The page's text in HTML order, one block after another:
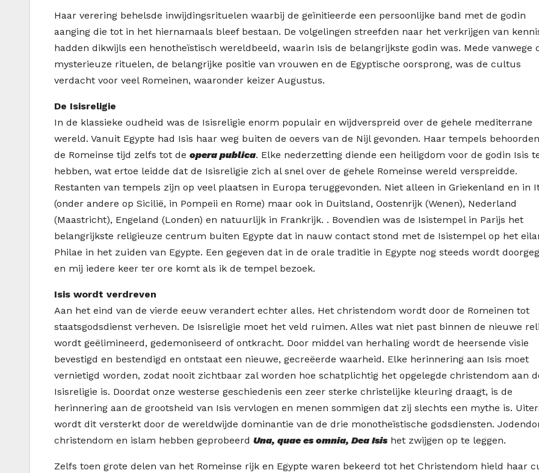
Haar verering behelsde inwijdingsrituelen waarbij de geïnitieerde een persoonlijke band met de godin
aanging die tot in het hiernamaals bleef bestaan. De volgelingen streefden naar het verkrijgen van
hadden dikwijls een henotheïstisch wereldbeeld, waarin Isis de belangrijkste godin was. Mede vanwege
mysterieuze rituelen, de belangrijke positie van vrouwen en de Egyptische oorsprong, was de cultus
verdacht voor veel Romeinen, waaronder keizer Augustus.
De Isisreligie
In de klassieke oudheid was de Isisreligie enorm populair en wijdverspreid over de gehele mediterrane
wereld. Vanuit Egypte had Isis haar weg buiten de oevers van de Nijl gevonden. Haar tempels
de Romeinse tijd zelfs tot de opera publica. Elke nederzetting diende een heiligdom voor de godin Isis
hebben, wat ertoe leidde dat de Isisreligie zich al snel over de gehele Romeinse wereld verspreidde.
Restanten van tempels zijn op veel plaatsen in Europa teruggevonden. Niet alleen in Griekenland en in
(onder andere op Sicilië, in Pompeii en Rome) maar ook in Duitsland, Oostenrijk (Wenen), Nederland
(Maastricht), Engeland (Londen) en natuurlijk in Frankrijk. . Bovendien was de Isistempel in Parijs het
belangrijkste religieuze centrum buiten Egypte dat in nauw contact stond met de Isistempel op het
Philae in het zuiden van Egypte. Een gegeven dat in de orale traditie in Egypte nog steeds wordt
en mij iedere keer ter ore komt als ik de tempel bezoek.
Isis wordt verdreven
Aan het eind van de vierde eeuw verandert echter alles. Het christendom wordt door de Romeinen tot
staatsgodsdienst verheven. De Isisreligie moet het veld ruimen. Alles wat niet past binnen de nieuwe
wordt geëlimineerd, gedemoniseerd of ontkracht. Door middel van herhaling wordt de heersende visie
bevestigd en bestendigd en ontstaat een nieuwe, gecreëerde waarheid. Elke herinnering aan Isis moet
vernietigd worden, zodat nooit zichtbaar zal worden hoe schatplichtig het opgelegde christendom aan
Isisreligie is. Doordat onze westerse geschiedenis een zeer sterke christelijke kleuring draagt, is de
herinnering aan de grootsheid van Isis vervlogen en menen sommigen dat zij slechts een mythe is.
wordt dit versterkt door de wereldwijde dominantie van de drie monotheïstische godsdiensten.
christendom en islam hebben geprobeerd Una, quae es omnia, Dea Isishet zwijgen op te leggen.
Zelfs toen grote delen van het Romeinse rijk en Egypte waren bekeerd tot het Christendom hield haar